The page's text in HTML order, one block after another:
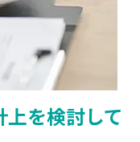
を検討して